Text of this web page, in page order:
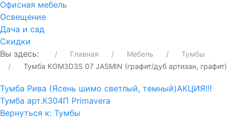
Офисная мебель
Освещение
Дача и сад
Скидки
Вы здесь:
Главная Мебель
Тумбы
Тумба KOM3D3S 07 JASMIN (графит/дуб артизан, графит)
Тумба Рива (Ясень шимо светлый, темный)АКЦИЯ!!!
Тумба арт.К304П Primavera
Вернуться к: Тумбы